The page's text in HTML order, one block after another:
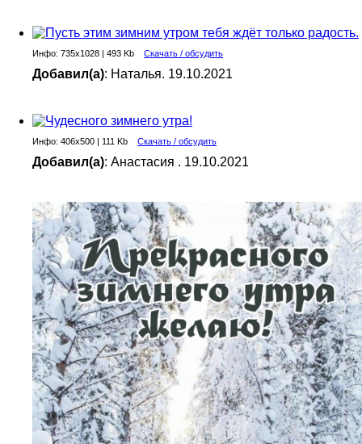
Инфо: 735х1028 | 493 Kb Скачать / обсудить
Добавил(а): Наталья. 19.10.2021
Инфо: 406х500 | 111 Kb Скачать / обсудить
Добавил(а): Анастасия . 19.10.2021